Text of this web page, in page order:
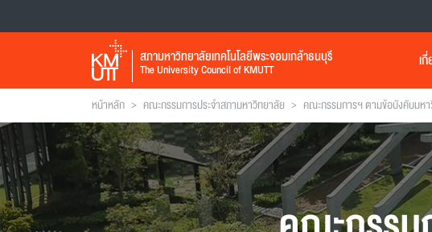
สภามหาวิทยาลัยเทคโนโลยีพระจอมเกล้าธนบุรี
The University Council of KMUTT เ
หน้าหลัก > คณะกรรมการประจำสภามหาวิทยาลัย > คณะกรรมการฯ ตามข้อบังคับมห